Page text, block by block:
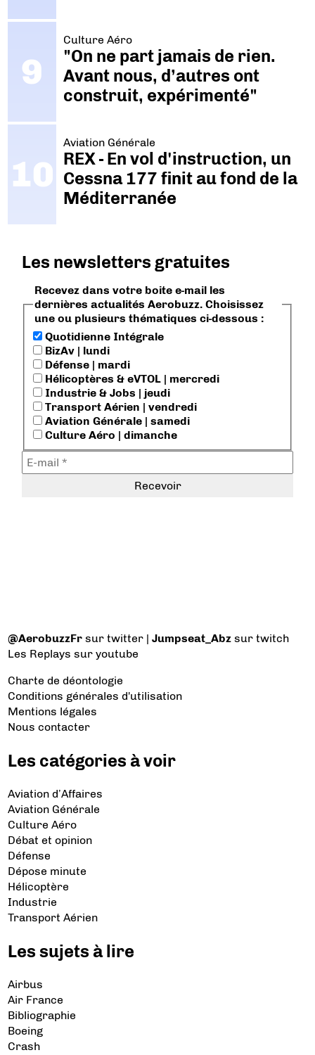
Culture Aéro
"On ne part jamais de rien.
Avant nous, d’autres ont
construit, expérimenté"
Aviation Générale
REX - En vol d'instruction, un
Cessna 177 finit au fond de la
Méditerranée
Les newsletters gratuites
Recevez dans votre boite e-mail les
dernières actualités Aerobuzz. Choisissez
une ou plusieurs thématiques ci-dessous :
Quotidienne Intégrale
BizAv | lundi
Défense | mardi
Hélicoptères & eVTOL | mercredi
Industrie & Jobs | jeudi
Transport Aérien | vendredi
Aviation Générale | samedi
Culture Aéro | dimanche
@AerobuzzFr sur twitter |Jumpseat_Abz sur twitch
Les Replays sur youtube
Charte de déontologie
Conditions générales d'utilisation
Mentions légales
Nous contacter
Les catégories à voir
Aviation d’Affaires
Aviation Générale
Culture Aéro
Débat et opinion
Défense
Dépose minute
Hélicoptère
Industrie
Transport Aérien
Les sujets à lire
Airbus
Air France
Bibliographie
Boeing
Crash